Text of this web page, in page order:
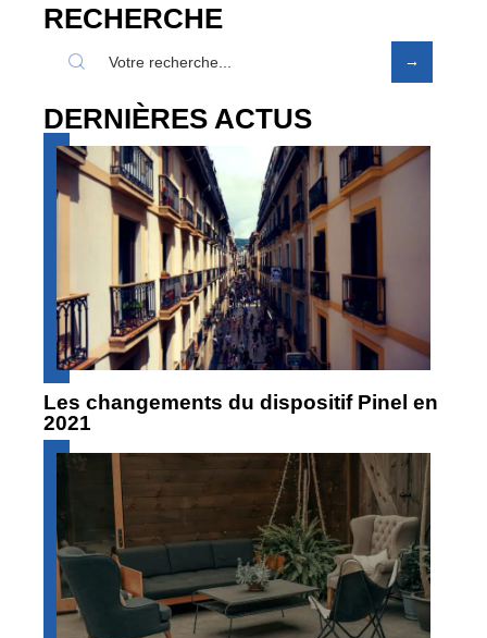
RECHERCHE
DERNIÈRES ACTUS
Les changements du dispositif Pinel en
2021